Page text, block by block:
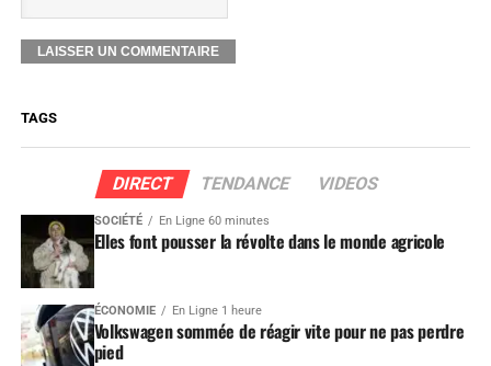
TAGS
DIRECT TENDANCE VIDEOS
SOCIÉTÉ En Ligne 60 minutes
Elles font pousser la révolte dans le monde agricole
ÉCONOMIE En Ligne 1 heure
Volkswagen sommée de réagir vite pour ne pas perdre
pied